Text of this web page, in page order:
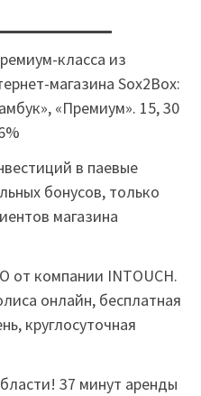
класса из
магазина Sox2Box:
«Премиум». 15, 30
в паевые
бонусов, только
магазина
от компании INTOUCH.
онлайн, бесплатная
круглосуточная
37 минут аренды